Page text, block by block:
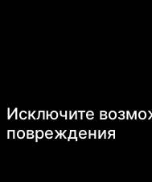
Исключите
повреждения